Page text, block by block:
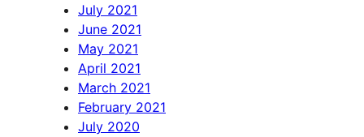
July 2021
June 2021
May 2021
April 2021
March 2021
February 2021
July 2020